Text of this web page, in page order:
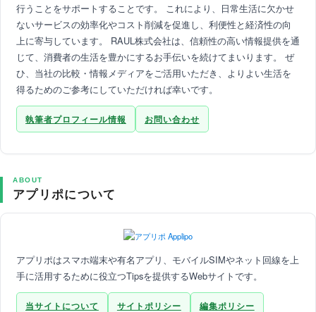
行うことをサポートすることです。 これにより、日常生活に欠かせ
ないサービスの効率化やコスト削減を促進し、利便性と経済性の向
上に寄与しています。 RAUL株式会社は、信頼性の高い情報提供を通
じて、消費者の生活を豊かにするお手伝いを続けてまいります。 ぜ
ひ、当社の比較・情報メディアをご活用いただき、よりよい生活を
得るためのご参考にしていただければ幸いです。
執筆者プロフィール情報 お問い合わせ
ABOUT
アプリポについて
アプリポはスマホ端末や有名アプリ、モバイルSIMやネット回線を上
手に活用するために役立つTipsを提供するWebサイトです。
当サイトについて サイトポリシー 編集ポリシー